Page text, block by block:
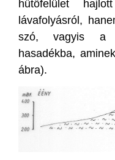
hűtőfelület
lávafolyásról,
szó, vagyis a
hasadékba,
ábra).